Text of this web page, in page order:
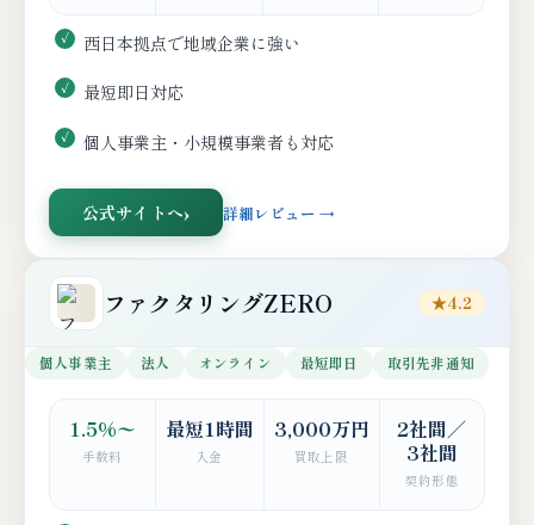
西日本拠点で地域企業に強い
最短即日対応
個人事業主・小規模事業者も対応
公式サイトへ 詳細レビュー →
ファクタリングZERO ★4.2
個人事業主 法人 オンライン 最短即日 取引先非通知
1.5%〜
手数料
最短1時間
入金
3,000万円
買取上限
2社間／
3社間
契約形態